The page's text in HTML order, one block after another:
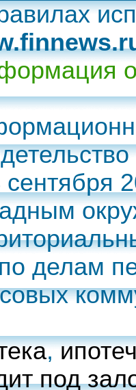
сентября
делам
,
под